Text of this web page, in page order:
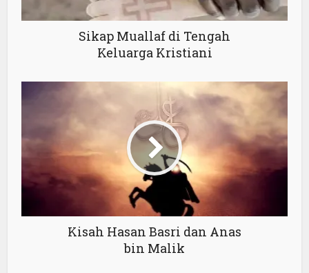
Sikap Muallaf di Tengah
Keluarga Kristiani
Kisah Hasan Basri dan Anas
bin Malik